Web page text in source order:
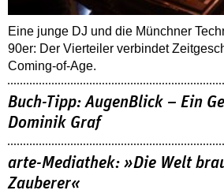
Eine junge DJ und die Münchner
90er: Der Vierteiler verbindet
Coming-of-Age.
Buch-Tipp: AugenBlick – Ein
Dominik Graf
arte-Mediathek: »Die Welt
Zauberer«